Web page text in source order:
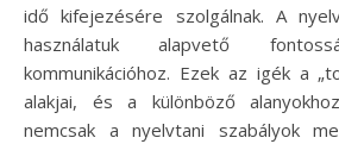
idő kifejezésére szolgálnak. A
használatuk alapvető
kommunikációhoz. Ezek az igék a
alakjai, és a különböző
nemcsak a nyelvtani szabályok